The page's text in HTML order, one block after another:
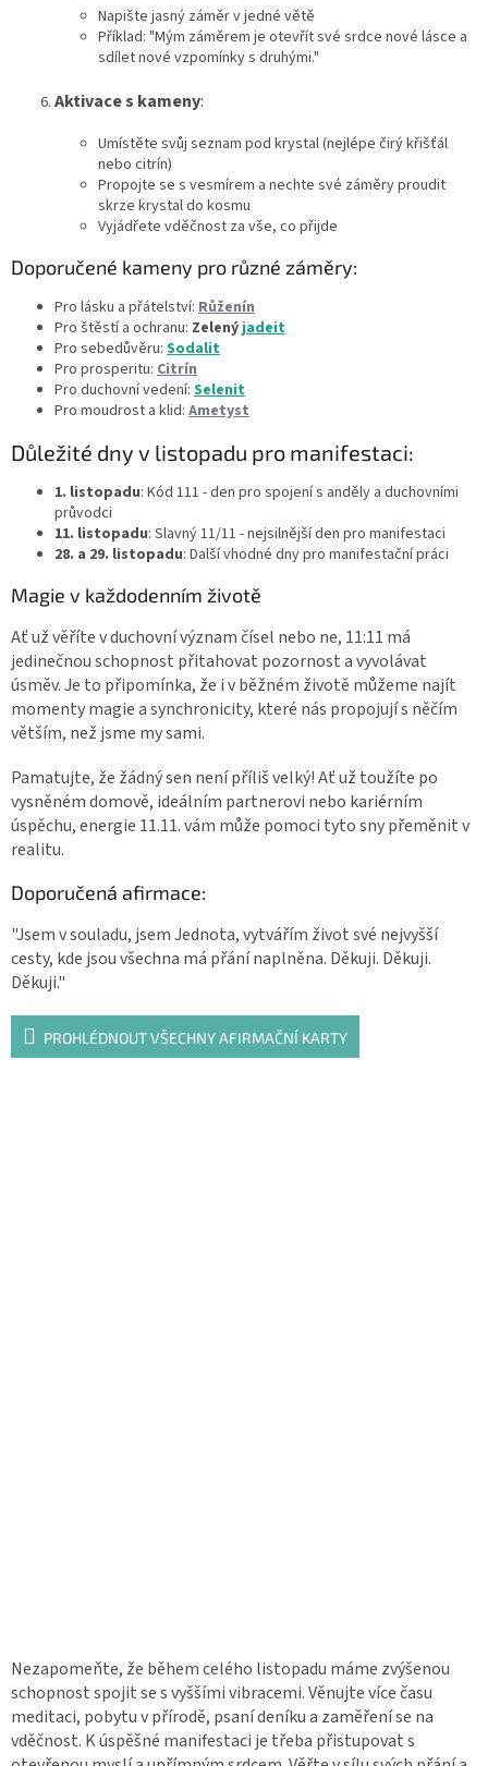
Napište jasný záměr v jedné větě
Příklad: "Mým záměrem je otevřít své srdce nové lásce a
sdílet nové vzpomínky s druhými."
Aktivace s kameny:
Umístěte svůj seznam pod krystal (nejlépe čirý křišťál
nebo citrín)
Propojte se s vesmírem a nechte své záměry proudit
skrze krystal do kosmu
Vyjádřete vděčnost za vše, co přijde
Doporučené kameny pro různé záměry:
Pro lásku a přátelství: Růženín
Pro štěstí a ochranu: Zelenýjadeit
Pro sebedůvěru: Sodalit
Pro prosperitu: Citrín
Pro duchovní vedení: Selenit
Pro moudrost a klid: Ametyst
Důležité dny v listopadu pro manifestaci:
1. listopadu: Kód 111 - den pro spojení s anděly a duchovními
průvodci
11. listopadu: Slavný 11/11 - nejsilnější den pro manifestaci
28. a 29. listopadu: Další vhodné dny pro manifestační práci
Magie v každodenním životě
Ať už věříte v duchovní význam čísel nebo ne, 11:11 má
jedinečnou schopnost přitahovat pozornost a vyvolávat
úsměv. Je to připomínka, že i v běžném životě můžeme najít
momenty magie a synchronicity, které nás propojují s něčím
větším, než jsme my sami.
Pamatujte, že žádný sen není příliš velký! Ať už toužíte po
vysněném domově, ideálním partnerovi nebo kariérním
úspěchu, energie 11.11. vám může pomoci tyto sny přeměnit v
realitu.
Doporučená afirmace:
"Jsem v souladu, jsem Jednota, vytvářím život své nejvyšší
cesty, kde jsou všechna má přání naplněna. Děkuji. Děkuji.
Děkuji."
PROHLÉDNOUT VŠECHNY AFIRMAČNÍ KARTY
Nezapomeňte, že během celého listopadu máme zvýšenou
schopnost spojit se s vyššími vibracemi. Věnujte více času
meditaci, pobytu v přírodě, psaní deníku a zaměření se na
vděčnost. K úspěšné manifestaci je třeba přistupovat s